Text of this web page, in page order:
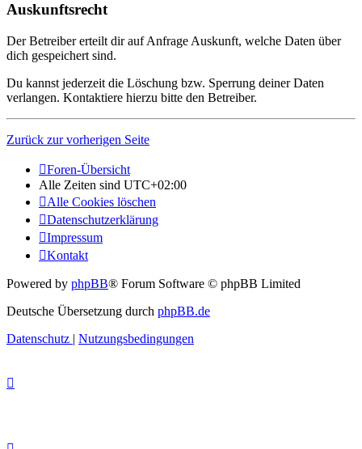
Auskunftsrecht
Der Betreiber erteilt dir auf Anfrage Auskunft, welche Daten über
dich gespeichert sind.
Du kannst jederzeit die Löschung bzw. Sperrung deiner Daten
verlangen. Kontaktiere hierzu bitte den Betreiber.
Zurück zur vorherigen Seite
Foren-Übersicht
Alle Zeiten sind UTC+02:00
Alle Cookies löschen
Datenschutzerklärung
Impressum
Kontakt
Powered by phpBB® Forum Software © phpBB Limited
Deutsche Übersetzung durch phpBB.de
Datenschutz | Nutzungsbedingungen